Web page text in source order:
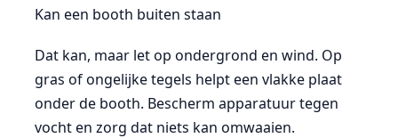
Kan een booth buiten staan
Dat kan, maar let op ondergrond en wind. Op
gras of ongelijke tegels helpt een vlakke plaat
onder de booth. Bescherm apparatuur tegen
vocht en zorg dat niets kan omwaaien.